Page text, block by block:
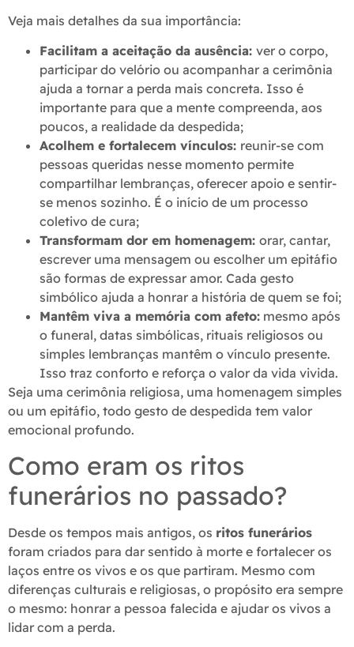
Veja mais detalhes da sua importância:
Facilitam a aceitação da ausência: ver o corpo,
participar do velório ou acompanhar a cerimônia
ajuda a tornar a perda mais concreta. Isso é
importante para que a mente compreenda, aos
poucos, a realidade da despedida;
Acolhem e fortalecem vínculos: reunir-se com
pessoas queridas nesse momento permite
compartilhar lembranças, oferecer apoio e sentir-
se menos sozinho. É o início de um processo
coletivo de cura;
Transformam dor em homenagem: orar, cantar,
escrever uma mensagem ou escolher um epitáfio
são formas de expressar amor. Cada gesto
simbólico ajuda a honrar a história de quem se foi;
Mantêm viva a memória com afeto: mesmo após
o funeral, datas simbólicas, rituais religiosos ou
simples lembranças mantêm o vínculo presente.
Isso traz conforto e reforça o valor da vida vivida.
Seja uma cerimônia religiosa, uma homenagem simples
ou um epitáfio, todo gesto de despedida tem valor
emocional profundo.
Como eram os ritos
funerários no passado?
Desde os tempos mais antigos, os ritos funerários
foram criados para dar sentido à morte e fortalecer os
laços entre os vivos e os que partiram. Mesmo com
diferenças culturais e religiosas, o propósito era sempre
o mesmo: honrar a pessoa falecida e ajudar os vivos a
lidar com a perda.